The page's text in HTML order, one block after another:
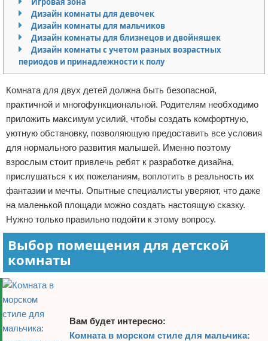
Домашний быт
Коммунальные услуги
Сантехника
Безопасность
Стройматериалы
Разное
Отказ от ответственности
Дизайн комнаты для девочек
Дизайн комнаты для мальчиков
Дизайн комнаты для близнецов и двойняшек
Дизайн комнаты с учетом разных возрастных
периодов и принадлежности к полу
Комната для двух детей должна быть безопасной,
практичной и многофункциональной. Родителям необходимо
приложить максимум усилий, чтобы создать комфортную,
уютную обстановку, позволяющую предоставить все условия
для нормального развития малышей. Именно поэтому
взрослым стоит привлечь ребят к разработке дизайна,
прислушаться к их пожеланиям, воплотить в реальность их
фантазии и мечты. Опытные специалисты уверяют, что даже
на маленькой площади можно создать настоящую сказку.
Нужно только правильно подойти к этому вопросу.
Выбор помещения для детской
комнаты
Вам будет интересно:
Комната в морском стиле для мальчика: